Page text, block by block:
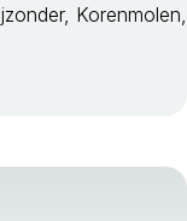
Korenmolen,